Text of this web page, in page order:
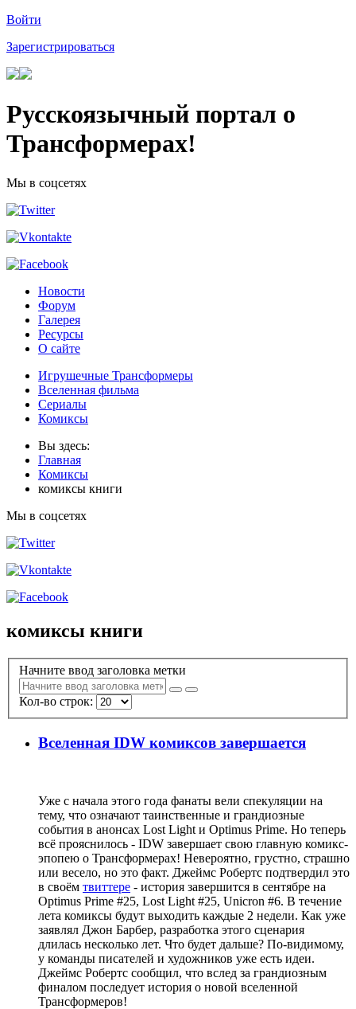
Войти
Зарегистрироваться
Русскоязычный портал о
Трансформерах!
Мы в соцсетях
Новости
Форум
Галерея
Ресурсы
О сайте
Игрушечные Трансформеры
Вселенная фильма
Сериалы
Комиксы
Вы здесь:
Главная
Комиксы
комиксы книги
Мы в соцсетях
комиксы книги
Начните ввод заголовка метки
Кол-во строк:
Вселенная IDW комиксов завершается
Уже с начала этого года фанаты вели спекуляции на
тему, что означают таинственные и грандиозные
события в анонсах Lost Light и Optimus Prime. Но теперь
всё прояснилось - IDW завершает свою главную комикс-
эпопею о Трансформерах! Невероятно, грустно, страшно
или весело, но это факт. Джеймс Робертс подтвердил это
в своём твиттере - история завершится в сентябре на
Optimus Prime #25, Lost Light #25, Unicron #6. В течение
лета комиксы будут выходить каждые 2 недели. Как уже
заявлял Джон Барбер, разработка этого сценария
длилась несколько лет. Что будет дальше? По-видимому,
у команды писателей и художников уже есть идеи.
Джеймс Робертс сообщил, что вслед за грандиозным
финалом последует история о новой вселенной
Трансформеров!